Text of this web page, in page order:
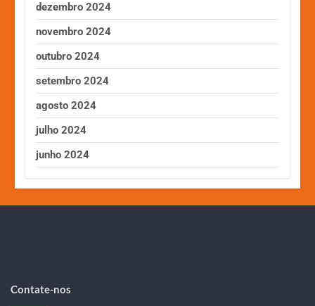
dezembro 2024
novembro 2024
outubro 2024
setembro 2024
agosto 2024
julho 2024
junho 2024
Contate-nos